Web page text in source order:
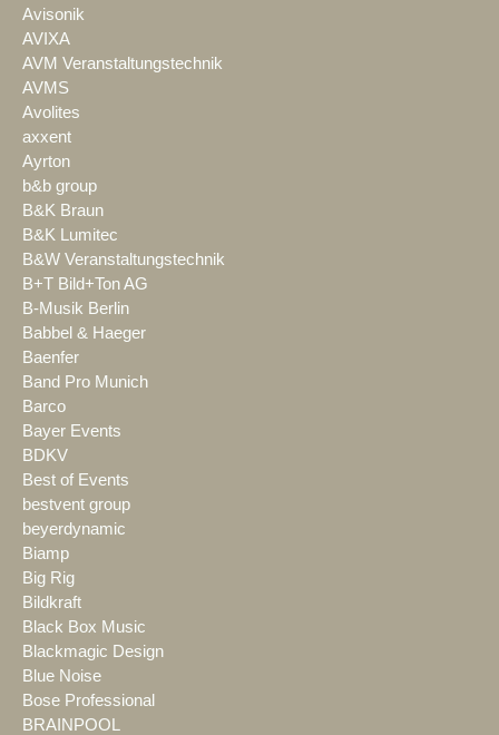
Avisonik
AVIXA
AVM Veranstaltungstechnik
AVMS
Avolites
axxent
Ayrton
b&b group
B&K Braun
B&K Lumitec
B&W Veranstaltungstechnik
B+T Bild+Ton AG
B-Musik Berlin
Babbel & Haeger
Baenfer
Band Pro Munich
Barco
Bayer Events
BDKV
Best of Events
bestvent group
beyerdynamic
Biamp
Big Rig
Bildkraft
Black Box Music
Blackmagic Design
Blue Noise
Bose Professional
BRAINPOOL